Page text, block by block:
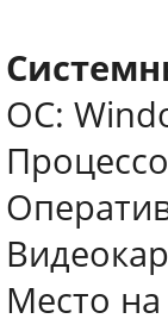
ОС:
Место